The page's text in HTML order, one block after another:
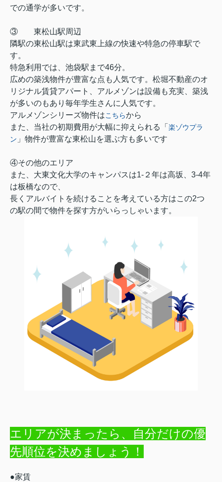
での通学が多いです。
③ 東松山駅周辺
隣駅の東松山駅は東武東上線の快速や特急の停車駅で
す。
特急利用では、池袋駅まで46分。
広めの築浅物件が豊富な点も人気です。松堀不動産のオ
リジナル賃貸アパート、アルメゾンは設備も充実、築浅
が多いのもあり毎年学生さんに人気です。
アルメゾンシリーズ物件はこちらから
また、当社の初期費用が大幅に抑えられる「 楽ゾウプラ
ン 」物件が豊富な東松山を選ぶ方も多いです
④その他のエリア
また、大東文化大学のキャンパスは1-２年は高坂、3-4年
は板橋なので、
長くアルバイトを続けることを考えている方はこの2つ
の駅の間で物件を探す方がいらっしゃいます。
エリアが決まったら、自分だけの優
先順位を決めましょう！
●家賃